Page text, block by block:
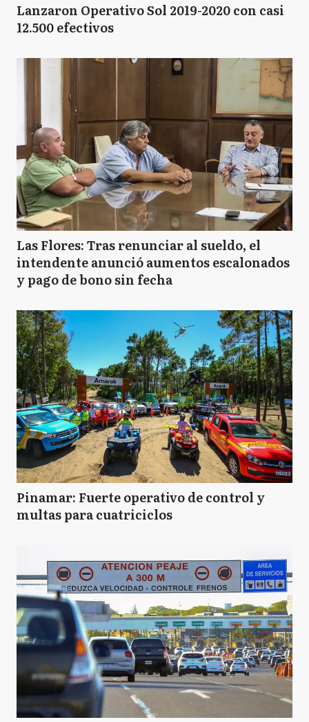
Lanzaron Operativo Sol 2019-2020 con casi
12.500 efectivos
Las Flores: Tras renunciar al sueldo, el
intendente anunció aumentos escalonados
y pago de bono sin fecha
Pinamar: Fuerte operativo de control y
multas para cuatriciclos